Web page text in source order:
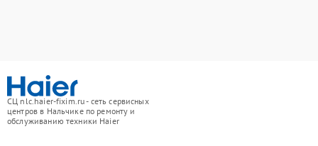
СЦ nlc.haier-fixim.ru - сеть сервисных
центров в Нальчике по ремонту и
обслуживанию техники Haier